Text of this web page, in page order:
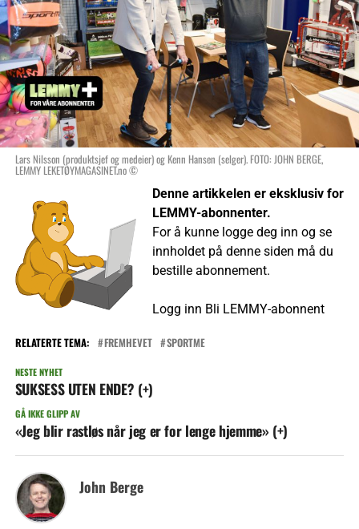
Lars Nilsson (produktsjef og medeier) og Kenn Hansen (selger). FOTO: JOHN BERGE,
LEMMY LEKETØYMAGASINET.no ©
Denne artikkelen er eksklusiv for
LEMMY-abonnenter.
For å kunne logge deg inn og se
innholdet på denne siden må du
bestille abonnement.
Logg inn Bli LEMMY-abonnent
RELATERTE TEMA: FREMHEVET SPORTME
NESTE NYHET
SUKSESS UTEN ENDE? (+)
GÅ IKKE GLIPP AV
«Jeg blir rastløs når jeg er for lenge hjemme» (+)
John Berge